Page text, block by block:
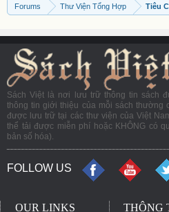
Forums Thư Viện Tổng Hợp Tiêu
Sách Việt là nơi lưu trữ thông tin sách
thông tin giới thiệu của mỗi sách thường
được lưu trữ tại các thư viện của Việt
thể tải được miễn phí hoặc KHÔNG có
bản số hóa).
FOLLOW US
OUR LINKS THÔNG